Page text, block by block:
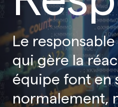
Le
qui gère la
équipe font en
normalement,